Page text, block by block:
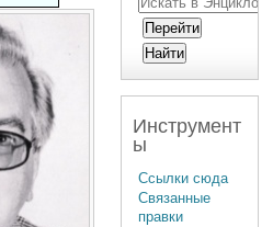
Инструмент
ы
Ссылки сюда
Связанные
правки